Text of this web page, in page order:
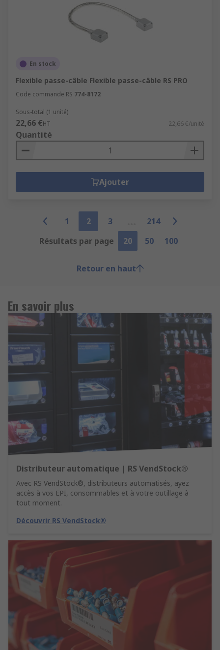
En stock
Flexible passe-câble Flexible passe-câble RS PRO
Code commande RS 774-8172
Sous-total (1 unité)
22,66 €HT 22,66 €/unité
Quantité
Ajouter
1 2 3
214
Résultats par page
20 50 100
Retour en haut
En savoir plus
Distributeur automatique | RS VendStock®
Avec RS VendStock®, distributeurs automatisés, ayez
accès à vos EPI, consommables et à votre outillage à
tout moment.
Découvrir RS VendStock®